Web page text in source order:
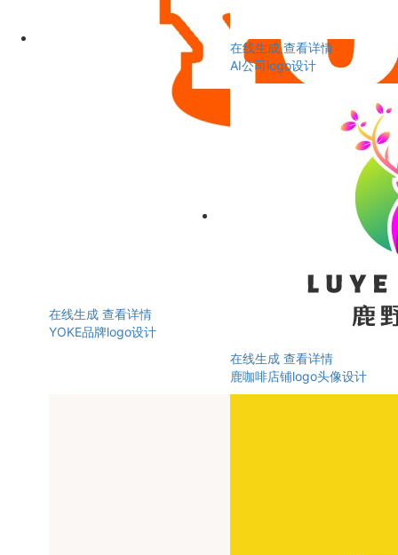
在线生成 查看详情
YOKE品牌logo设计
在线生成 查看详情
AI公司logo设计
在线生成 查看详情
鹿咖啡店铺logo头像设计